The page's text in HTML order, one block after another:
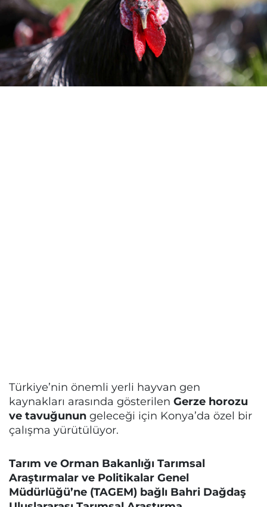
Türkiye’nin önemli yerli hayvan gen
kaynakları arasında gösterilen Gerze horozu
ve tavuğunun geleceği için Konya’da özel bir
çalışma yürütülüyor.
Tarım ve Orman Bakanlığı Tarımsal
Araştırmalar ve Politikalar Genel
Müdürlüğü’ne (TAGEM) bağlı Bahri Dağdaş